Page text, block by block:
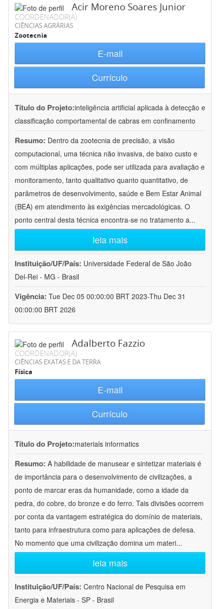
Acir Moreno Soares Junior
COORDENADOR(A)
CIÊNCIAS AGRÁRIAS
Zootecnia
E-mail
Currículo
Título do Projeto:inteligência artificial aplicada à detecção e
classificação comportamental de cabras em confinamento
Resumo: Dentro da zootecnia de precisão, a visão
computacional, uma técnica não invasiva, de baixo custo e
com múltiplas aplicações, pode ser utilizada para avaliação e
monitoramento, tanto qualitativo quanto quantitativo, de
parâmetros de desenvolvimento, saúde e Bem Estar Animal
(BEA) em atendimento às exigências mercadológicas. O
ponto central desta técnica encontra-se no tratamento a...
leia mais
Instituição/UF/País: Universidade Federal de São João
Del-Rei - MG - Brasil
Vigência: Tue Dec 05 00:00:00 BRT 2023-Thu Dec 31
00:00:00 BRT 2026
Adalberto Fazzio
COORDENADOR(A)
CIÊNCIAS EXATAS E DA TERRA
Física
E-mail
Currículo
Título do Projeto:materials informatics
Resumo: A habilidade de manusear e sintetizar materiais é
de importância para o desenvolvimento de civilizações, a
ponto de marcar eras da humanidade, como a idade da
pedra, do cobre, do bronze e do ferro. Tais divisões ocorrem
por conta da vantagem estratégica do domínio de materiais,
tanto para infraestrutura como para aplicações de defesa.
No momento que uma civilização domina um materi...
leia mais
Instituição/UF/País: Centro Nacional de Pesquisa em
Energia e Materiais - SP - Brasil